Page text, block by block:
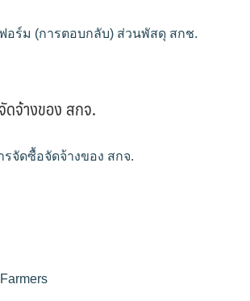
อร์ม (การตอบกลับ) ส่วนพัสดุ สกช.
จ้างของ สกจ.
รจัดซื้อจัดจ้างของ สกจ.